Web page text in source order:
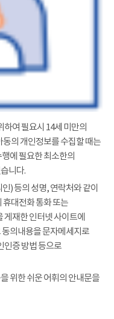
여 필요시 14세 미만의
동의 개인정보를 수집할 때는
에 필요한 최소한의
니다.
) 등의 성명, 연락처와 같이
대전화 통화 또는
재한 인터넷 사이트에
의내용을 문자메세지로
인증 방법 등으로
위한 쉬운 어휘의 안내문을